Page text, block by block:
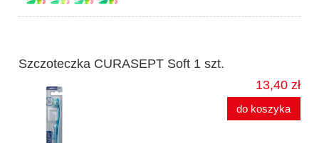
Szczoteczka CURASEPT Soft 1 szt.
13,40 zł
do koszyka